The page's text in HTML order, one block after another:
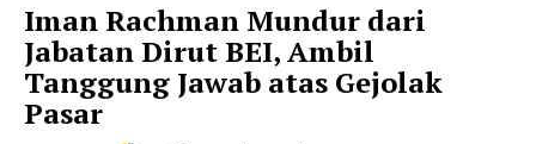
Iman Rachman Mundur dari
Jabatan Dirut BEI, Ambil
Tanggung Jawab atas Gejolak
Pasar